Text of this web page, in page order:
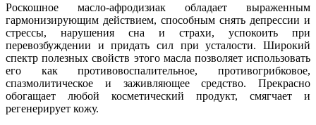
Роскошное масло-афродизиак обладает выраженным
гармонизирующим действием, способным снять депрессии и
стрессы, нарушения сна и страхи, успокоить при
перевозбуждении и придать сил при усталости. Широкий
спектр полезных свойств этого масла позволяет использовать
его как противовоспалительное, противогрибковое,
спазмолитическое и заживляющее средство. Прекрасно
обогащает любой косметический продукт, смягчает и
регенерирует кожу.